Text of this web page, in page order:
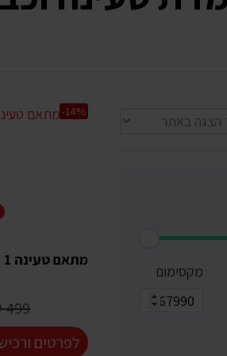
מקסימום
מתאם טעינה Type 1 ל- Type 2
499 ₪
-14%
לפרטים